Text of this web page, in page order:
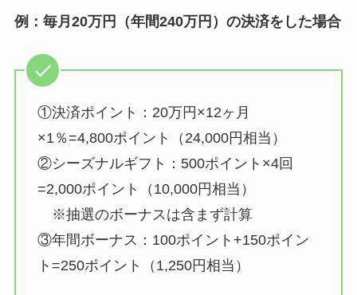
例：毎月20万円（年間240万円）の決済をした場合
①決済ポイント：20万円×12ヶ月
×1％=4,800ポイント（24,000円相当）
②シーズナルギフト：500ポイント×4回
=2,000ポイント（10,000円相当）
※抽選のボーナスは含まず計算
③年間ボーナス：100ポイント+150ポイン
ト=250ポイント（1,250円相当）